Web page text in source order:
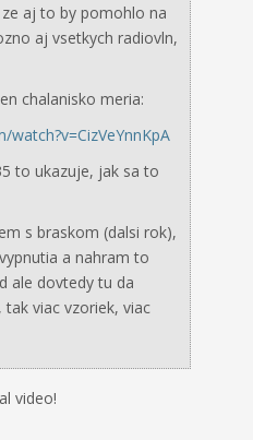
aj to by pomohlo na
aj vsetkych radiovln,
chalanisko meria:
to ukazuje, jak sa to
s braskom (dalsi rok),
a nahram to
ale dovtedy tu da
viac vzoriek, viac
video!